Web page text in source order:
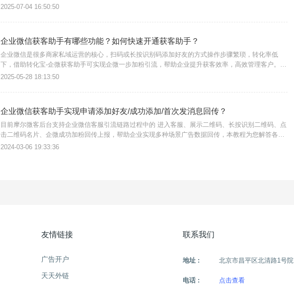
上限、接待上下线时间，设置多个兜底客服等。一、如何设置批量添加客服成员？进入转化宝后台，
2025-07-04 16:50:50
企业微信获客助手有哪些功能？如何快速开通获客助手？
企业微信是很多商家私域运营的核心，扫码或长按识别码添加好友的方式操作步骤繁琐，转化率低
下，借助转化宝-企微获客助手可实现企微一步加粉引流，帮助企业提升获客效率，高效管理客户。下
面给大家介绍转化宝-企业微信获客助手有哪些功能？1、一步加粉引流点击链接直达微信添加好友页
2025-05-28 18:13:50
企业微信获客助手实现申请添加好友/成功添加/首次发消息回传？
目前摩尔微客后台支持企业微信客服引流链路过程中的 进入客服、展示二维码、长按识别二维码、点
击二维码名片、企微成功加粉回传上报，帮助企业实现多种场景广告数据回传，本教程为您解答各种
场景的回传触发条件：{摩尔微客}一、进入客服即客户进入微信并加载企业微信客服即回传。二、展
2024-03-06 19:33:36
友情链接
广告开户
天天外链
联系我们
地址 : 北京市昌平区北清路1号院
电话 : 点击查看